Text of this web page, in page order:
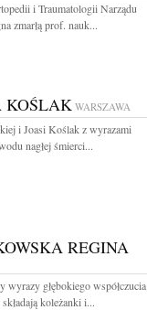
i Traumatologii Narządu
zmarłą prof. nauk...
KOŚLAKWARSZAWA
i Joasi Koślak z wyrazami
nagłej śmierci...
REGINA
wyrazy głębokiego współczucia
koleżanki i...